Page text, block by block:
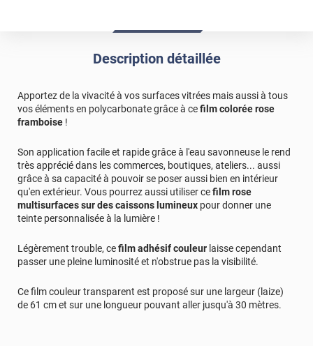
Description détaillée
Apportez de la vivacité à vos surfaces vitrées mais aussi à tous
vos éléments en polycarbonate grâce à cefilm colorée rose
framboise !
Son application facile et rapide grâce à l'eau savonneuse le rend
très apprécié dans les commerces, boutiques, ateliers... aussi
grâce à sa capacité à pouvoir se poser aussi bien en intérieur
qu'en extérieur. Vous pourrez aussi utiliser cefilm rose
multisurfaces sur des caissons lumineux pour donner une
teinte personnalisée à la lumière !
Légèrement trouble, cefilm adhésif couleur laisse cependant
passer une pleine luminosité et n'obstrue pas la visibilité.
Ce film couleur transparent est proposé sur une largeur (laize)
de 61 cm et sur une longueur pouvant aller jusqu'à 30 mètres.